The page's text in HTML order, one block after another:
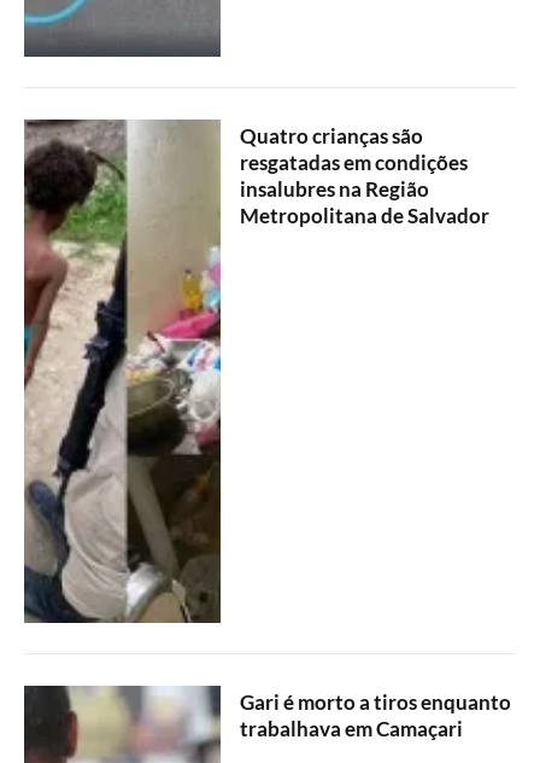
Quatro crianças são
resgatadas em condições
insalubres na Região
Metropolitana de Salvador
Gari é morto a tiros enquanto
trabalhava em Camaçari